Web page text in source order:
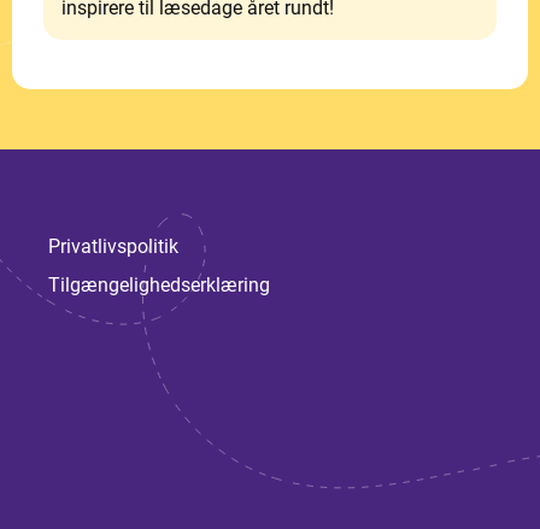
inspirere til læsedage året rundt!
Privatlivspolitik
Tilgængelighedserklæring